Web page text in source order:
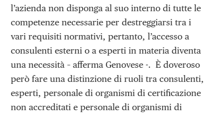
l’azienda non disponga al suo interno di tutte le
competenze necessarie per destreggiarsi tra i
vari requisiti normativi, pertanto, l’accesso a
consulenti esterni o a esperti in materia diventa
una necessità – afferma Genovese -. È doveroso
però fare una distinzione di ruoli tra consulenti,
esperti, personale di organismi di certificazione
non accreditati e personale di organismi di